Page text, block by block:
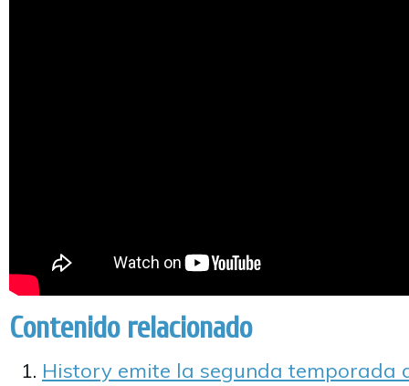
Contenido relacionado
History emite la segunda temporada